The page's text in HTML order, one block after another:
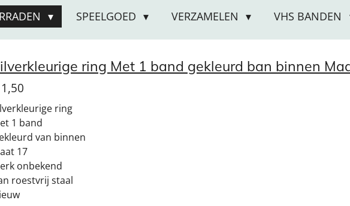
SPEELGOED VERZAMELEN VHS BANDEN
ring Met 1 band gekleurd ban binnen
ring
1 band
van binnen
17
onbekend
roestvrij staal